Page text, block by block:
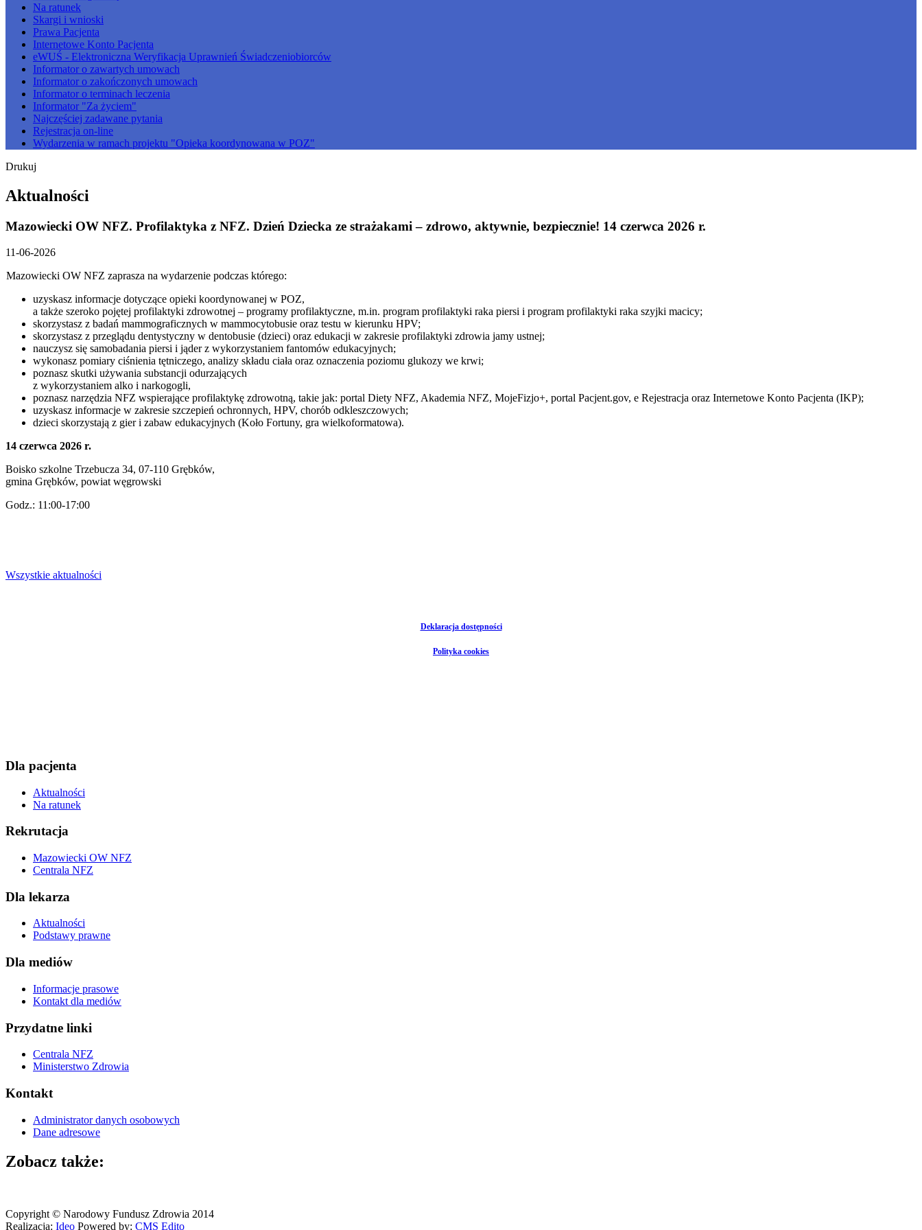
Na ratunek
Skargi i wnioski
Prawa Pacjenta
Internetowe Konto Pacjenta
eWUŚ - Elektroniczna Weryfikacja Uprawnień Świadczeniobiorców
Informator o zawartych umowach
Informator o zakończonych umowach
Informator o terminach leczenia
Informator "Za życiem"
Najczęściej zadawane pytania
Rejestracja on-line
Wydarzenia w ramach projektu "Opieka koordynowana w POZ"
Drukuj
Aktualności
Mazowiecki OW NFZ. Profilaktyka z NFZ. Dzień Dziecka ze strażakami – zdrowo, aktywnie, bezpiecznie! 14 czerwca 2026 r.
11-06-2026
Mazowiecki OW NFZ zaprasza na wydarzenie podczas którego:
uzyskasz informacje dotyczące opieki koordynowanej w POZ,
a także szeroko pojętej profilaktyki zdrowotnej – programy profilaktyczne, m.in. program profilaktyki raka piersi i program profilaktyki raka szyjki macicy;
skorzystasz z badań mammograficznych w mammocytobusie oraz testu w kierunku HPV;
skorzystasz z przeglądu dentystyczny w dentobusie (dzieci) oraz edukacji w zakresie profilaktyki zdrowia jamy ustnej;
nauczysz się samobadania piersi i jąder z wykorzystaniem fantomów edukacyjnych;
wykonasz pomiary ciśnienia tętniczego, analizy składu ciała oraz oznaczenia poziomu glukozy we krwi;
poznasz skutki używania substancji odurzających
z wykorzystaniem alko i narkogogli,
poznasz narzędzia NFZ wspierające profilaktykę zdrowotną, takie jak: portal Diety NFZ, Akademia NFZ, MojeFizjo+, portal Pacjent.gov, e Rejestracja oraz Internetowe Konto Pacjenta (IKP);
uzyskasz informacje w zakresie szczepień ochronnych, HPV, chorób odkleszczowych;
dzieci skorzystają z gier i zabaw edukacyjnych (Koło Fortuny, gra wielkoformatowa).
14 czerwca 2026 r.
Boisko szkolne Trzebucza 34, 07-110 Grębków,
gmina Grębków, powiat węgrowski
Godz.: 11:00-17:00
Wszystkie aktualności
Deklaracja dostępności
Polityka cookies
Dla pacjenta
Aktualności
Na ratunek
Rekrutacja
Mazowiecki OW NFZ
Centrala NFZ
Dla lekarza
Aktualności
Podstawy prawne
Dla mediów
Informacje prasowe
Kontakt dla mediów
Przydatne linki
Centrala NFZ
Ministerstwo Zdrowia
Kontakt
Administrator danych osobowych
Dane adresowe
Zobacz także:
Copyright © Narodowy Fundusz Zdrowia 2014
Realizacja: Ideo Powered by: CMS Edito